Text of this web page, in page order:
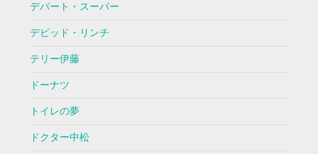
デパート・スーパー
デビッド・リンチ
テリー伊藤
ドーナツ
トイレの夢
ドクター中松